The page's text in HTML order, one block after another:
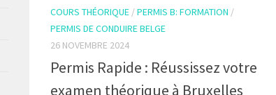
COURS THÉORIQUE /PERMIS B: FORMATION /
PERMIS DE CONDUIRE BELGE
26 NOVEMBRE 2024
Permis Rapide : Réussissez votre
examen théorique à Bruxelles